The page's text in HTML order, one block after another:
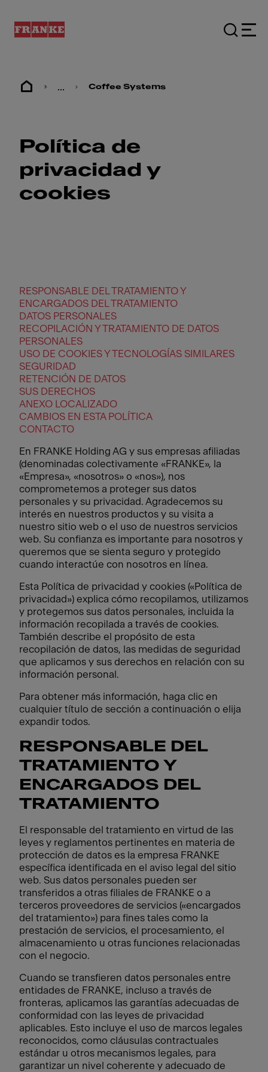
... Coffee Systems
Política de
privacidad y
cookies
RESPONSABLE DEL TRATAMIENTO Y
ENCARGADOS DEL TRATAMIENTO
DATOS PERSONALES
RECOPILACIÓN Y TRATAMIENTO DE DATOS
PERSONALES
USO DE COOKIES Y TECNOLOGÍAS SIMILARES
SEGURIDAD
RETENCIÓN DE DATOS
SUS DERECHOS
ANEXO LOCALIZADO
CAMBIOS EN ESTA POLÍTICA
CONTACTO
En FRANKE Holding AG y sus empresas afiliadas
(denominadas colectivamente «FRANKE», la
«Empresa», «nosotros» o «nos»), nos
comprometemos a proteger sus datos
personales y su privacidad. Agradecemos su
interés en nuestros productos y su visita a
nuestro sitio web o el uso de nuestros servicios
web. Su confianza es importante para nosotros y
queremos que se sienta seguro y protegido
cuando interactúe con nosotros en línea.
Esta Política de privacidad y cookies («Política de
privacidad») explica cómo recopilamos, utilizamos
y protegemos sus datos personales, incluida la
información recopilada a través de cookies.
También describe el propósito de esta
recopilación de datos, las medidas de seguridad
que aplicamos y sus derechos en relación con su
información personal.
Para obtener más información, haga clic en
cualquier título de sección a continuación o elija
expandir todos.
RESPONSABLE DEL
TRATAMIENTO Y
ENCARGADOS DEL
TRATAMIENTO
El responsable del tratamiento en virtud de las
leyes y reglamentos pertinentes en materia de
protección de datos es la empresa FRANKE
específica identificada en el aviso legal del sitio
web. Sus datos personales pueden ser
transferidos a otras filiales de FRANKE o a
terceros proveedores de servicios («encargados
del tratamiento») para fines tales como la
prestación de servicios, el procesamiento, el
almacenamiento u otras funciones relacionadas
con el negocio.
Cuando se transfieren datos personales entre
entidades de FRANKE, incluso a través de
fronteras, aplicamos las garantías adecuadas de
conformidad con las leyes de privacidad
aplicables. Esto incluye el uso de marcos legales
reconocidos, como cláusulas contractuales
estándar u otros mecanismos legales, para
garantizar un nivel coherente y adecuado de